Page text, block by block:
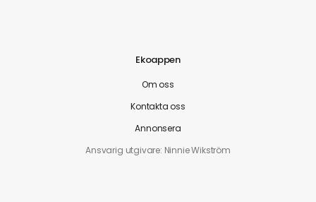
Ekoappen
Om oss
Kontakta oss
Annonsera
Ansvarig utgivare: Ninnie Wikström